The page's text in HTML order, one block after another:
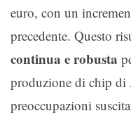
euro, con un
precedente. Questo
continua e robusta
produzione di chip
preoccupazioni